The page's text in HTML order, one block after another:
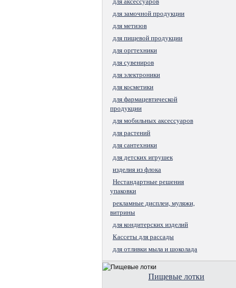
для замочной продукции
для метизов
для пищевой продукции
для оргтехники
для сувениров
для электроники
для косметики
для фармацевтической
продукции
для мобильных аксессуаров
для растений
для сантехники
для детских игрушек
изделия из флока
Нестандартные решения
упаковки
рекламные дисплеи, муляжи,
витрины
для кондитерских изделий
Кассеты для рассады
для отливки мыла и шоколада
Пищевые лотки